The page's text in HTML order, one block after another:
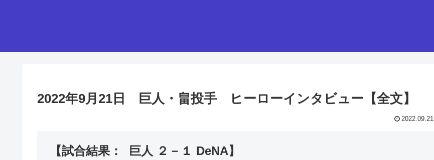
2022年9月21日 巨人・畠投手 ヒーローインタビュー【全文】
2022.09.21
【試合結果： 巨人 ２－１ DeNA】